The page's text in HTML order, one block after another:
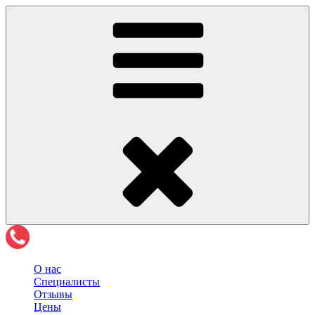
О нас
Специалисты
Отзывы
Цены